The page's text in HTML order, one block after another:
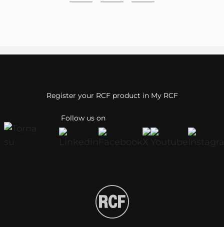
Follow us on
Register your RCF product in My RCF